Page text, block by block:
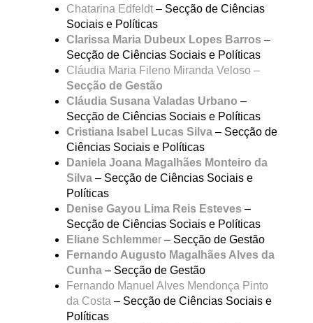
Chatarina Edfeldt – Secção de Ciências
Sociais e Políticas
Clarissa Maria Dubeux Lopes Barros –
Secção de Ciências Sociais e Políticas
Cláudia Maria Fileno Miranda Veloso –
Secção de Gestão
Cláudia Susana Valadas Urbano –
Secção de Ciências Sociais e Políticas
Cristiana Isabel Lucas Silva – Secção de
Ciências Sociais e Políticas
Daniela Joana Magalhães Monteiro da
Silva – Secção de Ciências Sociais e
Políticas
Denise Gayou Lima Reis Esteves –
Secção de Ciências Sociais e Políticas
Eliane Schlemmer – Secção de Gestão
Fernando Augusto Magalhães Alves da
Cunha – Secção de Gestão
Fernando Manuel Alves Mendonça Pinto
da Costa – Secção de Ciências Sociais e
Políticas